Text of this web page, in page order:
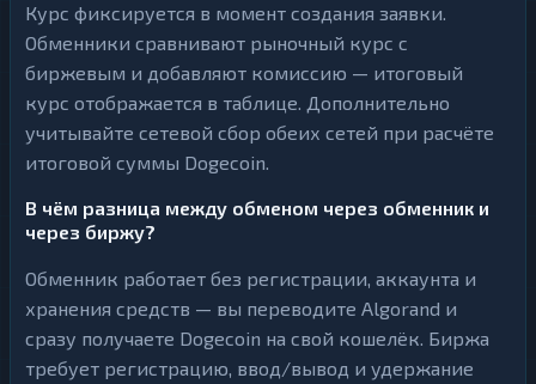
Курс фиксируется в момент создания заявки.
Обменники сравнивают рыночный курс с
биржевым и добавляют комиссию — итоговый
курс отображается в таблице. Дополнительно
учитывайте сетевой сбор обеих сетей при расчёте
итоговой суммы Dogecoin.
В чём разница между обменом через обменник и
через биржу?
Обменник работает без регистрации, аккаунта и
хранения средств — вы переводите Algorand и
сразу получаете Dogecoin на свой кошелёк. Биржа
требует регистрацию, ввод/вывод и удержание